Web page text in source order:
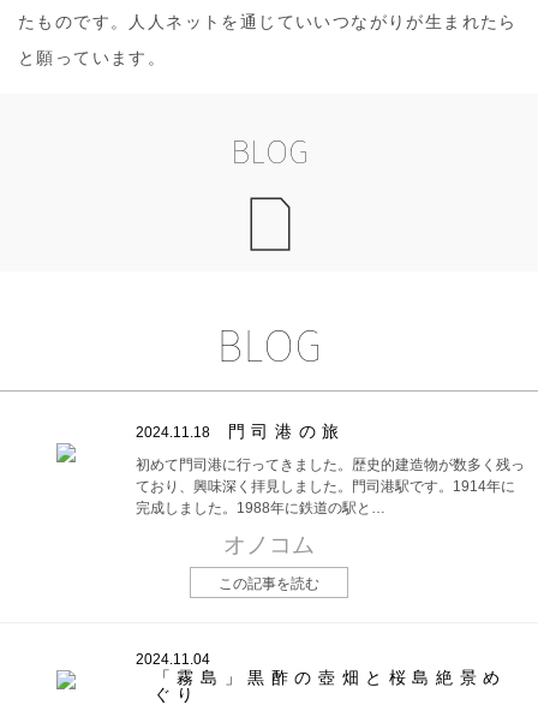
たものです。人人ネットを通じていいつながりが生まれたら
と願っています。
BLOG
BLOG
2024.11.18 門司港の旅
初めて門司港に行ってきました。歴史的建造物が数多く残っ
ており、興味深く拝見しました。門司港駅です。1914年に
完成しました。1988年に鉄道の駅と…
オノコム
この記事を読む
2024.11.04
「霧島」黒酢の壺畑と桜島絶景め
ぐり